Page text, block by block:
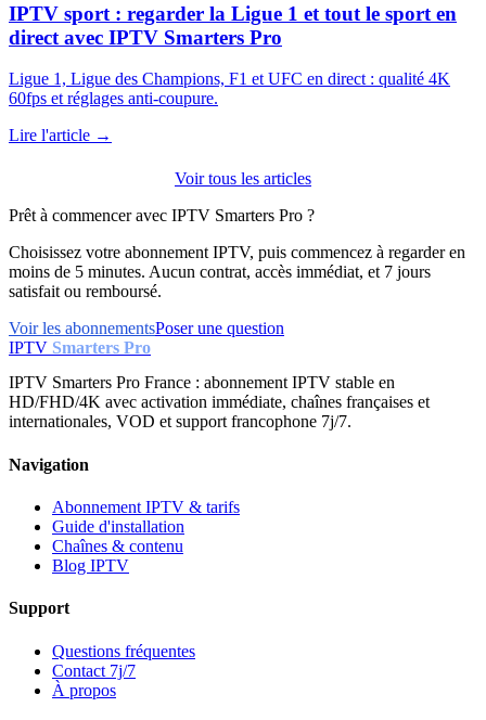
IPTV sport : regarder la Ligue 1 et tout le sport en
direct avec IPTV Smarters Pro
Ligue 1, Ligue des Champions, F1 et UFC en direct : qualité 4K
60fps et réglages anti-coupure.
Lire l'article →
Voir tous les articles
Prêt à commencer avec IPTV Smarters Pro ?
Choisissez votre abonnement IPTV, puis commencez à regarder en
moins de 5 minutes. Aucun contrat, accès immédiat, et 7 jours
satisfait ou remboursé.
Voir les abonnementsPoser une question
IPTV Smarters Pro
IPTV Smarters Pro France : abonnement IPTV stable en
HD/FHD/4K avec activation immédiate, chaînes françaises et
internationales, VOD et support francophone 7j/7.
Navigation
Abonnement IPTV & tarifs
Guide d'installation
Chaînes & contenu
Blog IPTV
Support
Questions fréquentes
Contact 7j/7
À propos